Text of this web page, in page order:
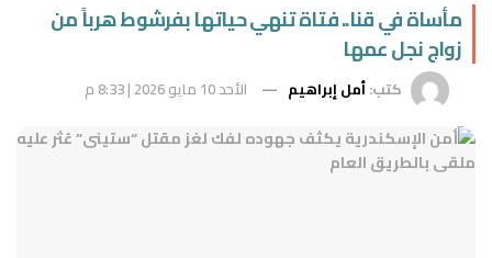
مأساة في قنا.. فتاة تنهي حياتها بفرشوط هرباً من
زواج نجل عمها
كتب:أمل إبراهيم الأحد 10 مايو 2026 | 8:33 م